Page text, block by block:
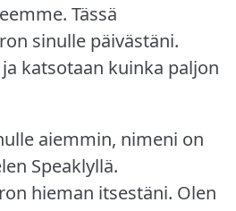
Tässä
sinulle päivästäni.
katsotaan kuinka paljon
aiemmin, nimeni on
Speaklyllä.
hieman itsestäni. Olen